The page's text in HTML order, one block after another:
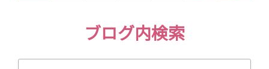
ブログ内検索